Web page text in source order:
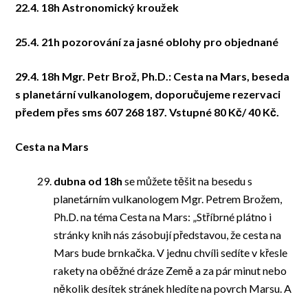
22.4. 18h Astronomický kroužek
25.4. 21h pozorování za jasné oblohy pro objednané
29.4. 18h Mgr. Petr Brož, Ph.D.: Cesta na Mars, beseda
s planetární vulkanologem, doporučujeme rezervaci
předem přes sms 607 268 187. Vstupné 80 Kč/ 40 Kč.
Cesta na Mars
dubna od 18h se můžete těšit na besedu s
planetárním vulkanologem Mgr. Petrem Brožem,
Ph.D. na téma Cesta na Mars: „Stříbrné plátno i
stránky knih nás zásobují představou, že cesta na
Mars bude brnkačka. V jednu chvíli sedíte v křesle
rakety na oběžné dráze Země a za pár minut nebo
několik desítek stránek hledíte na povrch Marsu. A